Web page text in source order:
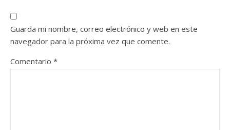
Guarda mi nombre, correo electrónico y web en este
navegador para la próxima vez que comente.
Comentario *